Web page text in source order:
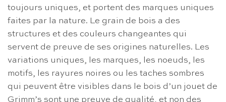
toujours uniques, et portent des marques uniques
faites par la nature. Le grain de bois a des
structures et des couleurs changeantes qui
servent de preuve de ses origines naturelles. Les
variations uniques, les marques, les noeuds, les
motifs, les rayures noires ou les taches sombres
qui peuvent être visibles dans le bois d’un jouet de
Grimm’s sont une preuve de qualité, et non des